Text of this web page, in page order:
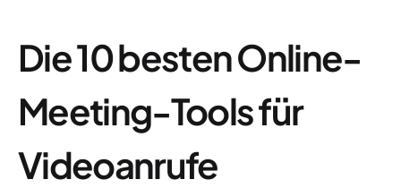
Die 10 besten Online-
Meeting-Tools für
Videoanrufe